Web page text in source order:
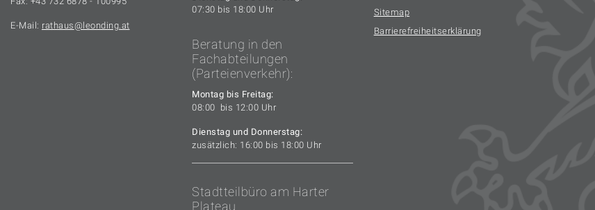
E-Mail: rathaus leonding.at
07:30 bis 18:00 Uhr
Beratung in den
Fachabteilungen
(Parteienverkehr):
Montag bis Freitag:
08:00 bis 12:00 Uhr
Dienstag und Donnerstag:
zusätzlich: 16:00 bis 18:00 Uhr
Stadtteilbüro am Harter
Plateau
Sitemap
Barrierefreiheitserklärung